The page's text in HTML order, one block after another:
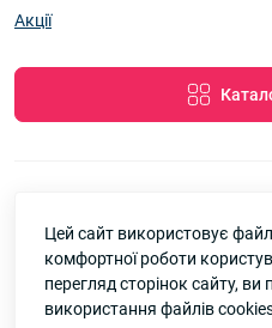
Акції
7км Одеса — Одяг і
Рейтинг
Цей сайт використовує
комфортної роботи
перегляд сторінок сайту,
використання файлів